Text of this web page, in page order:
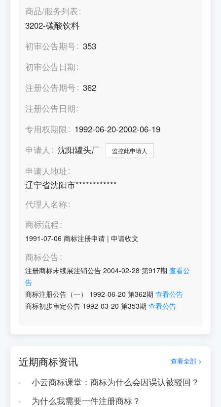
商品/服务列表
3202-碳酸饮料
初审公告期号
353
初审公告日期
注册公告期号
362
注册公告日期
专用权期限
1992-06-20-2002-06-19
申请人
沈阳罐头厂 监控此申请人
申请人地址
辽宁省沈阳市************
代理人名称
商标流程
1991-07-06 商标注册申请 |申请收文
商标公告
注册商标未续展注销公告 2004-02-28 第917期 查看公
告
商标注册公告（一）
1992-06-20 第362期 查看公告
商标初步审定公告 1992-03-20 第353期 查看公告
近期商标资讯 查看全部 >
小云商标课堂：商标为什么会因误认被驳回？
为什么我需要一件注册商标？